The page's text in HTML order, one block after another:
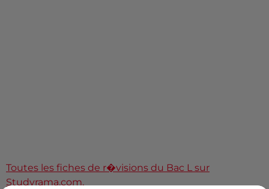
Toutes les fiches de r�visions du Bac L sur
Studyrama.com.